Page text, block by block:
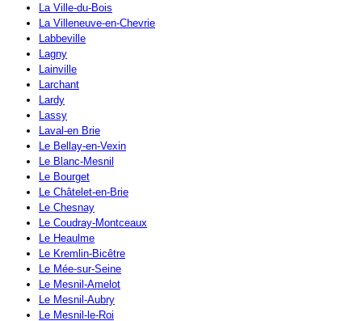
La Ville-du-Bois
La Villeneuve-en-Chevrie
Labbeville
Lagny
Lainville
Larchant
Lardy
Lassy
Laval-en Brie
Le Bellay-en-Vexin
Le Blanc-Mesnil
Le Bourget
Le Châtelet-en-Brie
Le Chesnay
Le Coudray-Montceaux
Le Heaulme
Le Kremlin-Bicêtre
Le Mée-sur-Seine
Le Mesnil-Amelot
Le Mesnil-Aubry
Le Mesnil-le-Roi